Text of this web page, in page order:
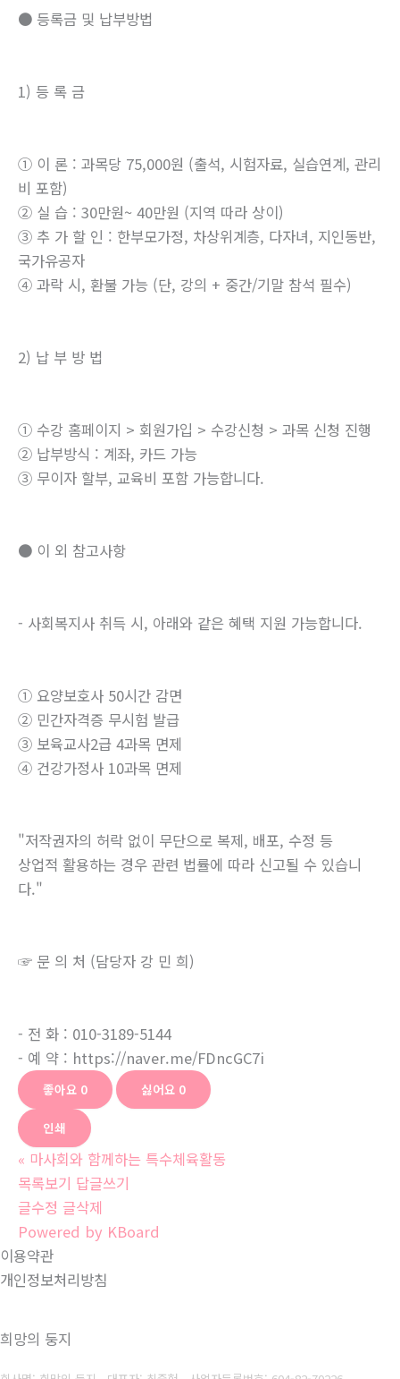
● 등록금 및 납부방법
1) 등 록 금
① 이 론 : 과목당 75,000원 (출석, 시험자료, 실습연계, 관리
비 포함)
② 실 습 : 30만원~ 40만원 (지역 따라 상이)
③ 추 가 할 인 : 한부모가정, 차상위계층, 다자녀, 지인동반,
국가유공자
④ 과락 시, 환불 가능 (단, 강의 + 중간/기말 참석 필수)
2) 납 부 방 법
① 수강 홈페이지 > 회원가입 > 수강신청 > 과목 신청 진행
② 납부방식 : 계좌, 카드 가능
③ 무이자 할부, 교육비 포함 가능합니다.
● 이 외 참고사항
- 사회복지사 취득 시, 아래와 같은 혜택 지원 가능합니다.
① 요양보호사 50시간 감면
② 민간자격증 무시험 발급
③ 보육교사2급 4과목 면제
④ 건강가정사 10과목 면제
"저작권자의 허락 없이 무단으로 복제, 배포, 수정 등
상업적 활용하는 경우 관련 법률에 따라 신고될 수 있습니
다."
☞ 문 의 처 (담당자 강 민 희)
- 전 화 : 010-3189-5144
- 예 약 : https://naver.me/FDncGC7i
좋아요 0 싫어요 0
인쇄
« 마사회와 함께하는 특수체육활동
목록보기 답글쓰기
글수정 글삭제
Powered by KBoard
이용약관
개인정보처리방침
희망의 둥지